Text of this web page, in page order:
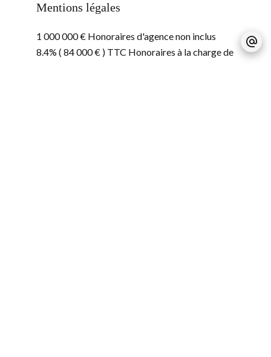
Mentions légales
1 000 000 € Honoraires d'agence non inclus
8.4% ( 84 000 € ) TTC Honoraires à la charge de